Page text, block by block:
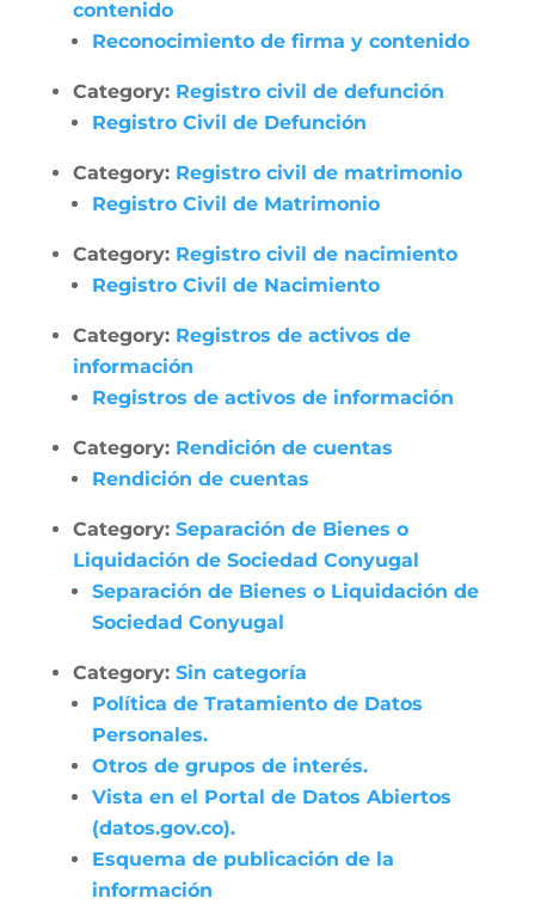
contenido
Reconocimiento de firma y contenido
Category: Registro civil de defunción
Registro Civil de Defunción
Category: Registro civil de matrimonio
Registro Civil de Matrimonio
Category: Registro civil de nacimiento
Registro Civil de Nacimiento
Category: Registros de activos de
información
Registros de activos de información
Category: Rendición de cuentas
Rendición de cuentas
Category: Separación de Bienes o
Liquidación de Sociedad Conyugal
Separación de Bienes o Liquidación de
Sociedad Conyugal
Category: Sin categoría
Política de Tratamiento de Datos
Personales.
Otros de grupos de interés.
Vista en el Portal de Datos Abiertos
(datos.gov.co).
Esquema de publicación de la
información